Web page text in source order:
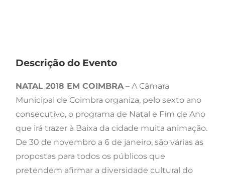
Descrição do Evento
NATAL 2018 EM COIMBRA– A Câmara
Municipal de Coimbra organiza, pelo sexto ano
consecutivo, o programa de Natal e Fim de Ano
que irá trazer à Baixa da cidade muita animação.
De 30 de novembro a 6 de janeiro, são várias as
propostas para todos os públicos que
pretendem afirmar a diversidade cultural do